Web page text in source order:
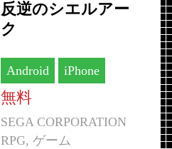
反逆のシエルアー
ク
Android iPhone
無料
SEGA CORPORATION
RPG, ゲーム